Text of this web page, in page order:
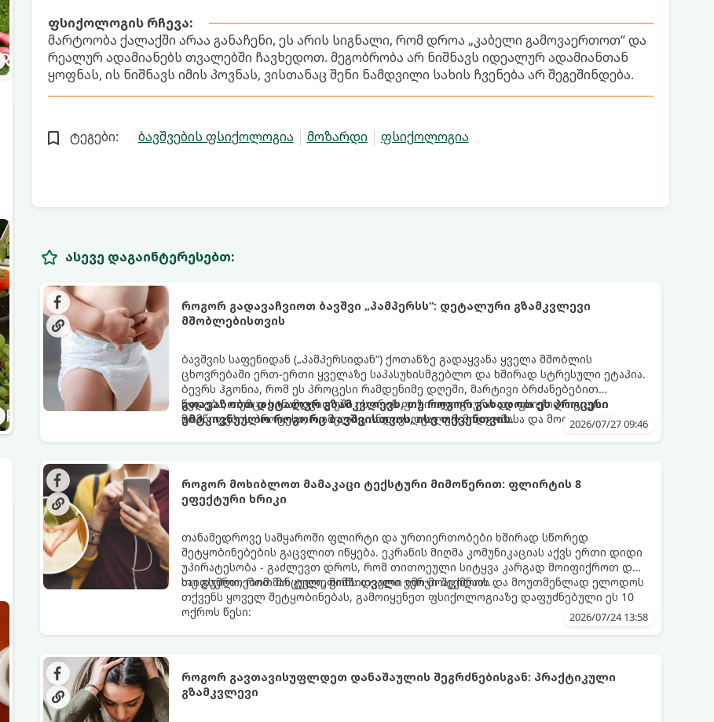
ფსიქოლოგის რჩევა:
მარტოობა ქალაქში არაა განაჩენი, ეს არის სიგნალი, რომ დროა „კაბელი გამოვაერთოთ“ და
რეალურ ადამიანებს თვალებში ჩავხედოთ. მეგობრობა არ ნიშნავს იდეალურ ადამიანთან
ყოფნას, ის ნიშნავს იმის პოვნას, ვისთანაც შენი ნამდვილი სახის ჩვენება არ შეგეშინდება.
ტეგები: ბავშვების ფსიქოლოგია მოზარდი ფსიქოლოგია
ასევე დაგაინტერესებთ:
როგორ გადავაჩვიოთ ბავშვი „პამპერსს“: დეტალური გზამკვლევი
მშობლებისთვის
ბავშვის საფენიდან („პამპერსიდან“) ქოთანზე გადაყვანა ყველა მშობლის
ცხოვრებაში ერთ-ერთი ყველაზე საპასუხისმგებლო და ხშირად სტრესული ეტაპია.
ბევრს ჰგონია, რომ ეს პროცესი რამდენიმე დღეში, მარტივი ბრძანებებით
წყდება, თუმცა სინამდვილეში ეს არის ფიზიოლოგიური და ფსიქოლოგიური
მომწიფების პროცესი, რომელიც ინდივიდუალურ მიდგომასა და მოთმინებას
გთავაზობთ დეტალურ გზამკვლევს, თუ როგორ გახადოთ ეს პროცესი
უმტკივნეულო როგორც ბავშვისთვის, ისე თქვენთვის.
2026/07/27 09:46
როგორ მოხიბლოთ მამაკაცი ტექსტური მიმოწერით: ფლირტის 8
ეფექტური ხრიკი
თანამედროვე სამყაროში ფლირტი და ურთიერთობები ხშირად სწორედ
შეტყობინებების გაცვლით იწყება. ეკრანის მიღმა კომუნიკაციას აქვს ერთი დიდი
უპირატესობა - გაძლევთ დროს, რომ თითოეული სიტყვა კარგად მოიფიქროთ და
საიდუმლოებით მოცული, მიმზიდველი იმიჯი შექმნათ.
თუ გსურთ, რომ მან ტელეფონს თვალი ვერ მოაცილოს და მოუთმენლად ელოდოს
თქვენს ყოველ შეტყობინებას, გამოიყენეთ ფსიქოლოგიაზე დაფუძნებული ეს 10
ოქროს წესი:
2026/07/24 13:58
როგორ გავთავისუფლდეთ დანაშაულის შეგრძნებისგან: პრაქტიკული
გზამკვლევი